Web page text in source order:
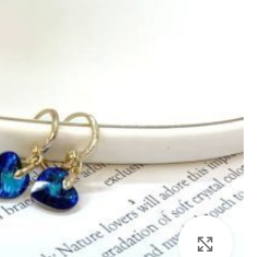
بزرگنمایی تصویر